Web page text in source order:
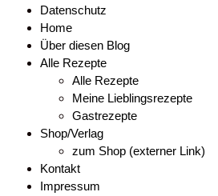
Datenschutz
Home
Über diesen Blog
Alle Rezepte
Alle Rezepte
Meine Lieblingsrezepte
Gastrezepte
Shop/Verlag
zum Shop (externer Link)
Kontakt
Impressum